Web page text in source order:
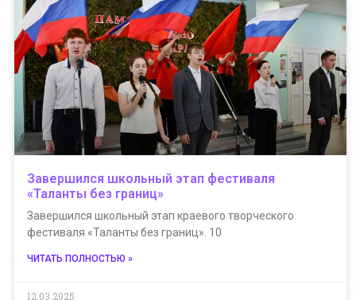
Завершился школьный этап фестиваля
«Таланты без границ»
Завершился школьный этап краевого творческого
фестиваля «Таланты без границ». 10
ЧИТАТЬ ПОЛНОСТЬЮ »
12.03.2025